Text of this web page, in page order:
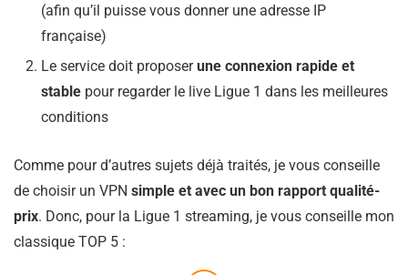
(afin qu’il puisse vous donner une adresse IP
française)
Le service doit proposerune connexion rapide et
stable pour regarder le live Ligue 1 dans les meilleures
conditions
Comme pour d’autres sujets déjà traités, je vous conseille
de choisir un VPN simple et avec un bon rapport qualité-
prix. Donc, pour la Ligue 1 streaming, je vous conseille mon
classique TOP 5 :